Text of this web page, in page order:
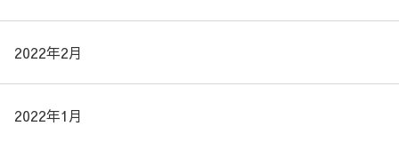
2022年2月
2022年1月